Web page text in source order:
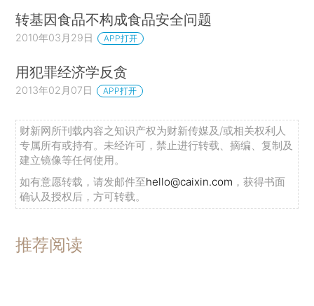
转基因食品不构成食品安全问题
2010年03月29日 APP打开
用犯罪经济学反贪
2013年02月07日 APP打开
财新网所刊载内容之知识产权为财新传媒及/或相关权利人
专属所有或持有。未经许可，禁止进行转载、摘编、复制及
建立镜像等任何使用。
如有意愿转载，请发邮件至hello@caixin.com ，获得书面
确认及授权后，方可转载。
推荐阅读